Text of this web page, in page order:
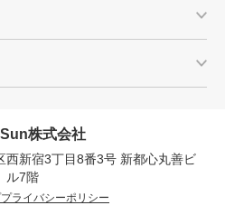
会社概要資料をダウンロー
ドする
株式会社
新宿3丁目8番3号 新都心丸善ビ
ル7階
プライバシーポリシー